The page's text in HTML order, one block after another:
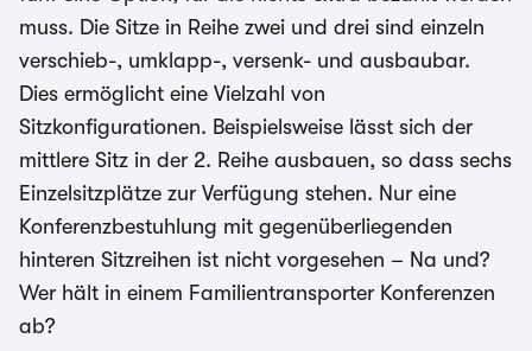
muss. Die Sitze in Reihe zwei und drei sind einzeln
verschieb-, umklapp-, versenk- und ausbaubar.
Dies ermöglicht eine Vielzahl von
Sitzkonfigurationen. Beispielsweise lässt sich der
mittlere Sitz in der 2. Reihe ausbauen, so dass sechs
Einzelsitzplätze zur Verfügung stehen. Nur eine
Konferenzbestuhlung mit gegenüberliegenden
hinteren Sitzreihen ist nicht vorgesehen – Na und?
Wer hält in einem Familientransporter Konferenzen
ab?